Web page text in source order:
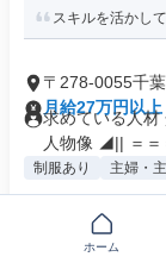
スキルを活かし
〒278-0055千
月給27万円以上
求めている人
人物像 ◢|| ＝＝
制服あり 主婦・
ホーム